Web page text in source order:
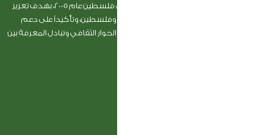
تأسس المركز السعودي للثقافة والتراث في فلسطين عام 2005، بهدف تعزيز
أواصر الأخوة بين المملكة العربية السعودية وفلسطين، وتأكيداً على دعم
المملكة الثابت للشعب الفلسطيني وأهمية الحوار الثقافي وتبادل المعرفة بين